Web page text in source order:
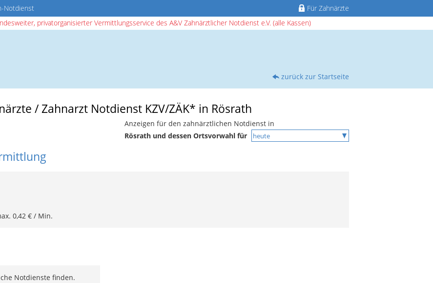
Notdienst
Für Zahnärzte
privatorganisierter Vermittlungsservice des A&V Zahnärztlicher Notdienst e.V. (alle Kassen)
zurück zur Startseite
/ Zahnarzt Notdienst KZV/ZÄK* in Rösrath
Anzeigen für den zahnärztlichen Notdienst in
Rösrath und dessen Ortsvorwahl für
0,42 € / Min.
Notdienste finden.